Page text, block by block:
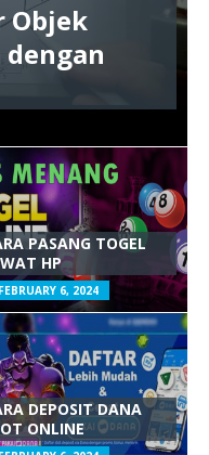
Objek
PASANG TOGEL
HP
FEBRUARY 6, 2024
DEPOSIT DANA
ONLINE